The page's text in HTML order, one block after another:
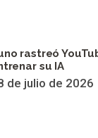
rastreó
su IA
de julio de 2026